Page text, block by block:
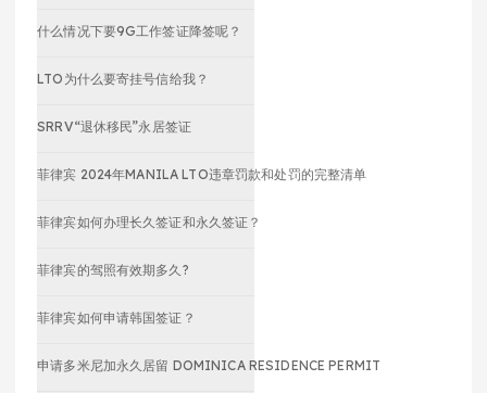
什么情况下要9G工作签证降签呢？
LTO为什么要寄挂号信给我？
SRRV“退休移民”永居签证
菲律宾 2024年MANILA LTO违章罚款和处罚的完整清单
菲律宾如何办理长久签证和永久签证？
菲律宾的驾照有效期多久?
菲律宾如何申请韩国签证？
申请多米尼加永久居留 DOMINICA RESIDENCE PERMIT